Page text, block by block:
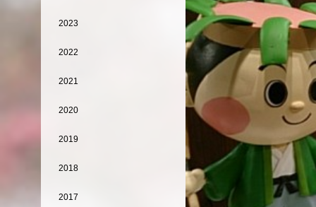
2023
2022
2021
2020
2019
2018
2017